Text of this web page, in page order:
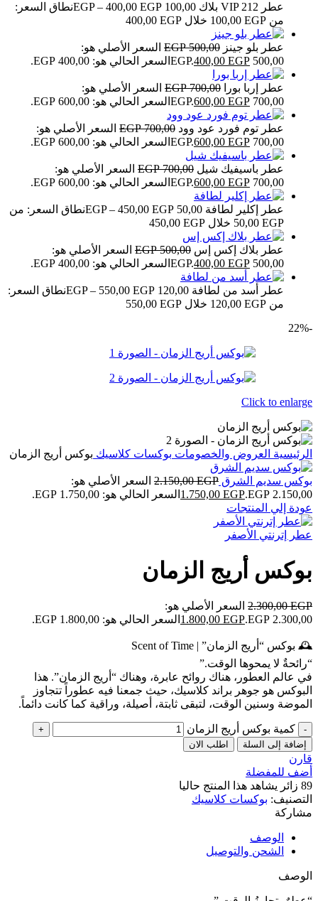
عطر VIP 212 بلاك 100,00
EGP – 400,00 EGP
نطاق السعر:
من ⁦100,00 EGP⁩ خلال ⁦400,00 EGP⁩
عطر بلو جينز 500,00
EGP السعر الأصلي هو:
500,00 EGP.
400,00 EGP السعر الحالي هو: 400,00 EGP.
عطر إربا بورا 700,00
EGP السعر الأصلي هو:
700,00 EGP.
600,00 EGP السعر الحالي هو: 600,00 EGP.
عطر توم فورد عود وود 700,00
EGP السعر الأصلي هو:
700,00 EGP.
600,00 EGP السعر الحالي هو: 600,00 EGP.
عطر باسيفيك شيل 700,00
EGP السعر الأصلي هو:
700,00 EGP.
600,00 EGP السعر الحالي هو: 600,00 EGP.
عطر إكلير لطافة 50,00
EGP – 450,00 EGP
نطاق السعر: من
عطر بلاك إكس إس 500,00
EGP السعر الأصلي هو:
500,00 EGP.
400,00 EGP السعر الحالي هو: 400,00 EGP.
عطر أسد من لطافة 120,00
EGP – 550,00 EGP
نطاق السعر:
من ⁦120,00 EGP⁩ خلال ⁦550,00 EGP⁩
-22%
Click to enlarge
الرئيسية العروض والخصومات بوكسات كلاسيك بوكس أريج الزمان
بوكس سديم الشرق 2.150,00EGP
السعر الأصلي هو:
2.150,00 EGP.
1.750,00 EGP
السعر الحالي هو: 1.750,00 EGP.
عودة إلي المنتجات
عطر إترنتي الأصفر
بوكس أريج الزمان
2.300,00EGP
السعر الأصلي هو:
2.300,00 EGP.
1.800,00 EGP السعر الحالي هو: 1.800,00 EGP.
🕰️ بوكس “أريج الزمان” | Scent of Time
“رائحةٌ لا يمحوها الوقت.”
في عالم العطور، هناك روائح عابرة، وهناك “أريج الزمان”. هذا
البوكس هو جوهر براند كلاسيك، حيث جمعنا فيه عطوراً تتجاوز
الموضة وسنين الوقت، لتبقى ثابتة، أصيلة، وراقية كما كانت دائماً.
كمية بوكس أريج الزمان
إضافة إلى السلة اطلب الان
قارن
أضف للمفضلة
89 زائر يشاهد هذا المنتج حاليا
التصنيف: بوكسات كلاسيك
مشاركة
الوصف
الشحن والتوصيل
الوصف